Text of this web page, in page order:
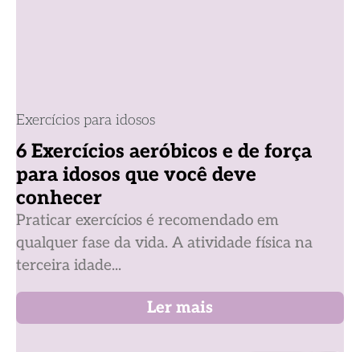
Exercícios para idosos
6 Exercícios aeróbicos e de força
para idosos que você deve
conhecer
Praticar exercícios é recomendado em
qualquer fase da vida. A atividade física na
terceira idade...
Ler mais